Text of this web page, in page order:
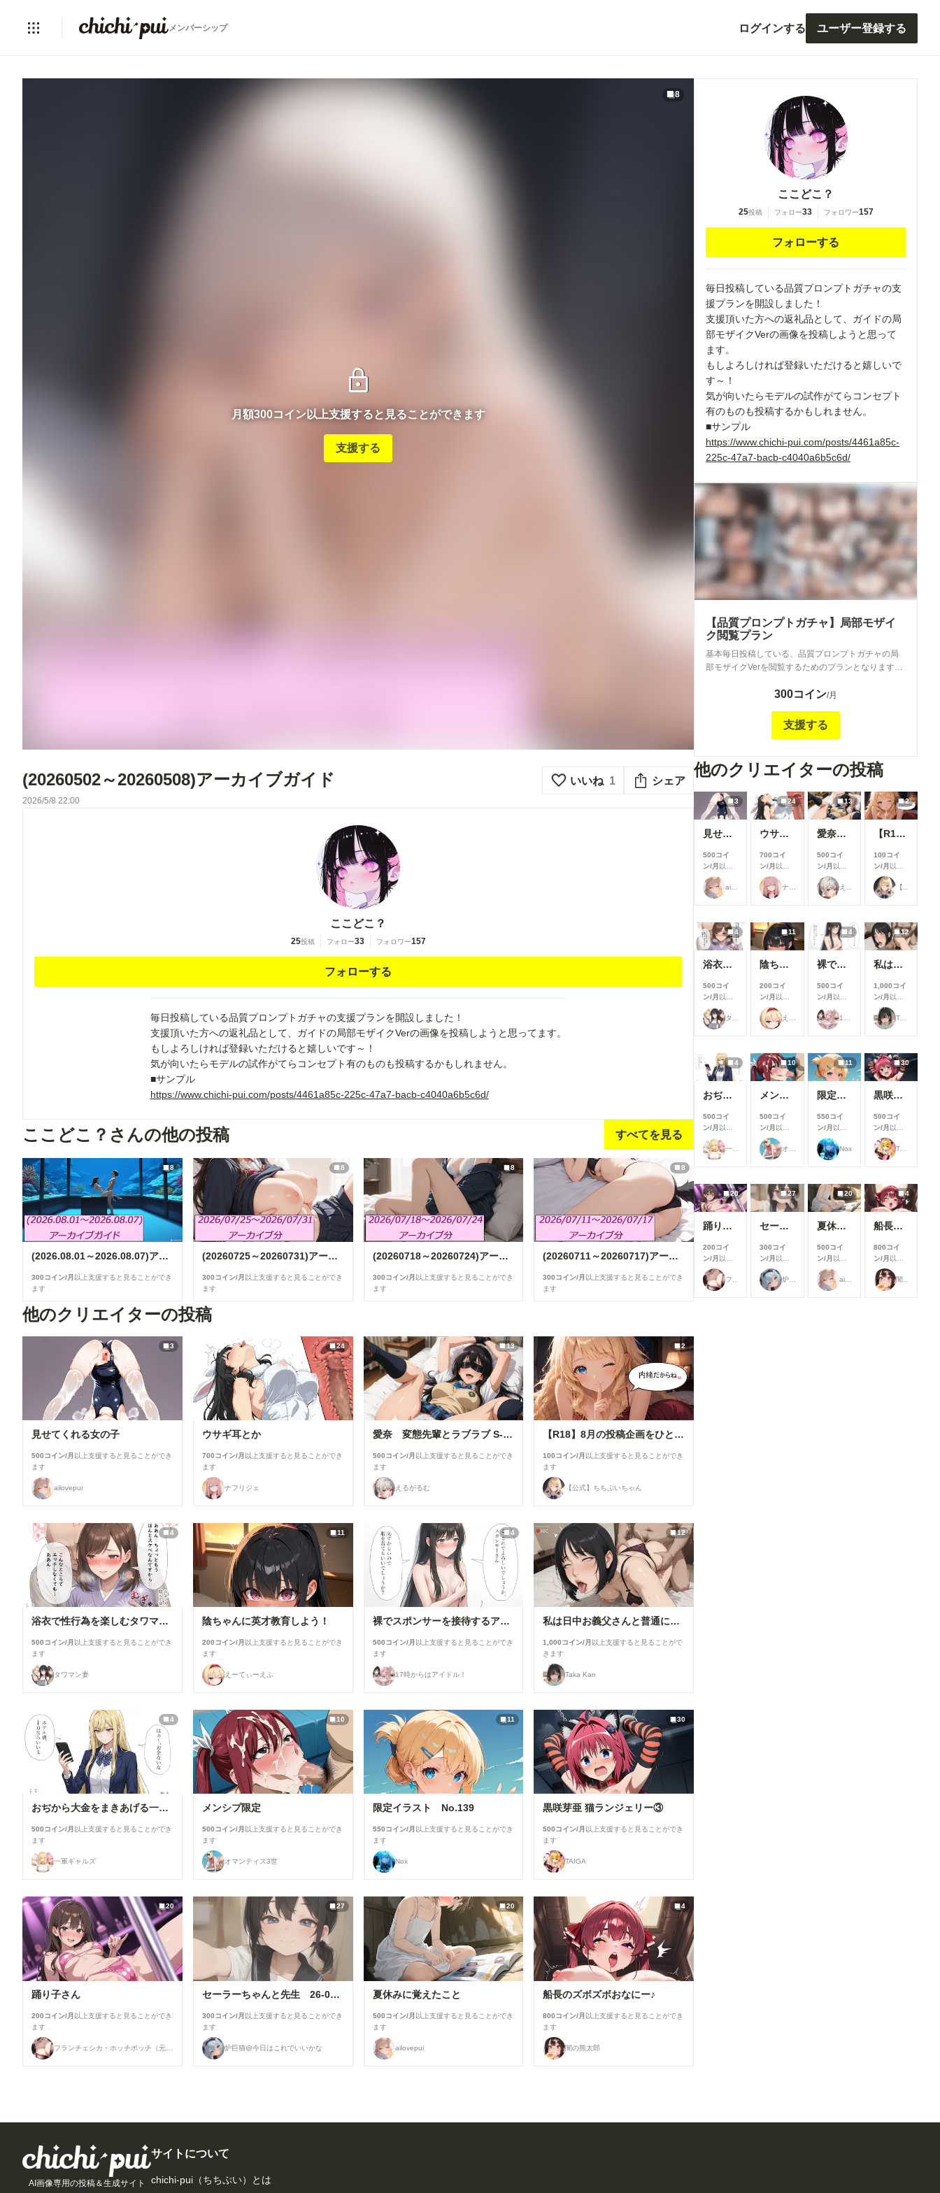
メンバーシップ ログインする ユーザー登録する
lock
月額300コイン以上支援すると見ることができます
支援する
8
(20260502～20260508)アーカイブガイド
2026/5/8 22:00
いいね 1 シェア
ここどこ？
25投稿 フォロー33 フォロワー157
フォローする
毎日投稿している品質プロンプトガチャの支援プランを開設しました！
支援頂いた方への返礼品として、ガイドの局部モザイクVerの画像を投稿しようと思ってます。
もしよろしければ登録いただけると嬉しいです～！
気が向いたらモデルの試作がてらコンセプト有のものも投稿するかもしれません。
■サンプル
https://www.chichi-pui.com/posts/4461a85c-225c-47a7-bacb-c4040a6b5c6d/
ここどこ？さんの他の投稿 すべてを見る
8
(2026.08.01～2026.08.07)アーカイブガイド
300コイン/月 以上支援すると見ることができ
ます
8
(20260725～20260731)アーカイブガイド
300コイン/月 以上支援すると見ることができ
ます
8
(20260718～20260724)アーカイブガイド
300コイン/月 以上支援すると見ることができ
ます
8
(20260711～20260717)アーカイブガイド
300コイン/月 以上支援すると見ることができ
ます
他のクリエイターの投稿
3
見せてくれる女の子
500コイン/月 以上支援すると見ることができ
ます
ailovepui
24
ウサギ耳とか
700コイン/月 以上支援すると見ることができ
ます
ナフリジェ
13
愛奈 変態先輩とラブラブ S-517
500コイン/月 以上支援すると見ることができ
ます
えるがるむ
2
【R18】8月の投稿企画をひと足先に公開！
100コイン/月 以上支援すると見ることができ
ます
【公式】ちちぷいちゃん
4
浴衣で性行為を楽しむタワマン妻【柳井由花】編
500コイン/月 以上支援すると見ることができ
ます
タワマン妻
11
陰ちゃんに英才教育しよう！
200コイン/月 以上支援すると見ることができ
ます
えーてぃーえふ
4
裸でスポンサーを接待するアイドル【景清帆乃歌】編
500コイン/月 以上支援すると見ることができ
ます
17時からはアイドル！
12
私は日中お義父さんと普通に過ごしてる・・。そういう事にした・・２(12枚）
1,000コイン/月 以上支援すると見ることがで
きます
Taka Kan
4
おぢから大金をまきあげる一軍ギャルズ【黒咲カレン】編
500コイン/月 以上支援すると見ることができ
ます
一軍ギャルズ
10
メンシプ限定
500コイン/月 以上支援すると見ることができ
ます
オマンティス3世
11
限定イラスト No.139
550コイン/月 以上支援すると見ることができ
ます
Nox
30
黒咲芽亜 猫ランジェリー③
500コイン/月 以上支援すると見ることができ
ます
TAIGA
20
踊り子さん
200コイン/月 以上支援すると見ることができ
ます
フランチェシカ・ホッチポッチ（元ごった煮）
27
セーラーちゃんと先生 26-08-04
300コイン/月 以上支援すると見ることができ
ます
炉巨猫@今日はこれでいいかな
20
夏休みに覚えたこと
500コイン/月 以上支援すると見ることができ
ます
ailovepui
4
船長のズボズボおなにー♪
800コイン/月 以上支援すると見ることができ
ます
闇の熊太郎
ここどこ？
25投稿 フォロー33 フォロワー157
フォローする
毎日投稿している品質プロンプトガチャの支
援プランを開設しました！
支援頂いた方への返礼品として、ガイドの局
部モザイクVerの画像を投稿しようと思って
ます。
もしよろしければ登録いただけると嬉しいで
す～！
気が向いたらモデルの試作がてらコンセプト
有のものも投稿するかもしれません。
■サンプル
https://www.chichi-pui.com/posts/4461a85c-
225c-47a7-bacb-c4040a6b5c6d/
【品質プロンプトガチャ】局部モザイ
ク閲覧プラン
基本毎日投稿している、品質プロンプトガチャの局
部モザイクVerを閲覧するためのプランとなります。
しております。 ご支援頂き誠にありがとうございま
の12枚のイラストのガイドであるため、 様々な
理由から一部ならびに全てのイラストにモザイク処
お約束するものではございません。 但し、明ら
かに活動を休止しなければならない事情ができまし
ンの停止を行わせて頂きます。 ３．こちらのプラン
ではリクエストは受付しておりません。 もしご
要望等あれば、コメント頂ければ反映する可能性が
あります。
300コイン/月
支援する
他のクリエイターの投稿
3
見せてくれる女の子
500コイ
ン/月 以上
支援すると
見ることが
できます
ailovepui
24
ウサギ耳とか
700コイ
ン/月 以上
支援すると
見ることが
できます
ナフリジェ
13
愛奈 変態先輩とラブラブ S-517
500コイ
ン/月 以上
支援すると
見ることが
できます
えるがるむ
2
【R18】8月の投稿企画をひと足先に公開！
100コイ
ン/月 以上
支援すると
見ることが
できます
【公式】ちちぷいちゃん
4
浴衣で性行為を楽しむタワマン妻【柳井由花】編
500コイ
ン/月 以上
支援すると
見ることが
できます
タワマン妻
11
陰ちゃんに英才教育しよう！
200コイ
ン/月 以上
支援すると
見ることが
できます
えーてぃーえふ
4
裸でスポンサーを接待するアイドル【景清帆乃歌】編
500コイ
ン/月 以上
支援すると
見ることが
できます
17時からはアイドル！
12
私は日中お義父さんと普通に過ごしてる・・。そういう事にした・・２(12枚）
1,000コイ
ン/月 以上
支援すると
見ることが
できます
Taka Kan
4
おぢから大金をまきあげる一軍ギャルズ【黒咲カレン】編
500コイ
ン/月 以上
支援すると
見ることが
できます
一軍ギャルズ
10
メンシプ限定
500コイ
ン/月 以上
支援すると
見ることが
できます
オマンティス3世
11
限定イラスト No.139
550コイ
ン/月 以上
支援すると
見ることが
できます
Nox
30
黒咲芽亜 猫ランジェリー③
500コイ
ン/月 以上
支援すると
見ることが
できます
TAIGA
20
踊り子さん
200コイ
ン/月 以上
支援すると
見ることが
できます
フランチェシカ・ホッチポッチ（元ごった煮）
27
セーラーちゃんと先生 26-08-04
300コイ
ン/月 以上
支援すると
見ることが
できます
炉巨猫@今日はこれでいいかな
20
夏休みに覚えたこと
500コイ
ン/月 以上
支援すると
見ることが
できます
ailovepui
4
船長のズボズボおなにー♪
800コイ
ン/月 以上
支援すると
見ることが
できます
闇の熊太郎
AI画像専用の投稿＆生成サイト
サイトについて
chichi-pui（ちちぷい）とは